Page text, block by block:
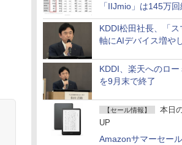
「IIJmio」は145万
KDDI松田社長、「ス
軸にAIデバイス増や
KDDI、楽天へのロー
を9月末で終了
【セール情報】
本日
UP
Amazonサマーセー